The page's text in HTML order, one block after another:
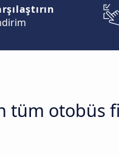
tüm otobüs